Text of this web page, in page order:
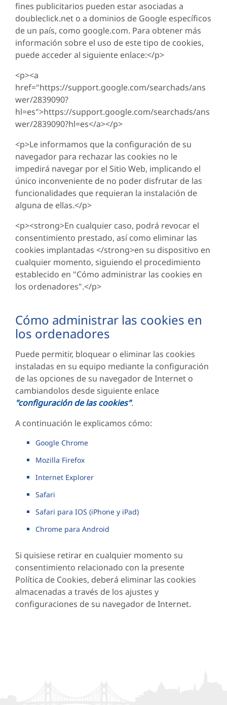
fines publicitarios pueden estar asociadas a
doubleclick.net o a dominios de Google específicos
de un país, como google.com. Para obtener más
información sobre el uso de este tipo de cookies,
puede acceder al siguiente enlace:</p>
<p><a
href="https://support.google.com/searchads/ans
wer/2839090?
hl=es">https://support.google.com/searchads/ans
wer/2839090?hl=es</a></p>
<p>Le informamos que la configuración de su
navegador para rechazar las cookies no le
impedirá navegar por el Sitio Web, implicando el
único inconveniente de no poder disfrutar de las
funcionalidades que requieran la instalación de
alguna de ellas.</p>
<p><strong>En cualquier caso, podrá revocar el
consentimiento prestado, así como eliminar las
cookies implantadas </strong>en su dispositivo en
cualquier momento, siguiendo el procedimiento
establecido en "Cómo administrar las cookies en
los ordenadores".</p>
Cómo administrar las cookies en
los ordenadores
Puede permitir, bloquear o eliminar las cookies
instaladas en su equipo mediante la configuración
de las opciones de su navegador de Internet o
cambiandolos desde siguiente enlace
"configuración de las cookies".
A continuación le explicamos cómo:
Google Chrome
Mozilla Firefox
Internet Explorer
Safari
Safari para IOS (iPhone y iPad)
Chrome para Android
Si quisiese retirar en cualquier momento su
consentimiento relacionado con la presente
Política de Cookies, deberá eliminar las cookies
almacenadas a través de los ajustes y
configuraciones de su navegador de Internet.